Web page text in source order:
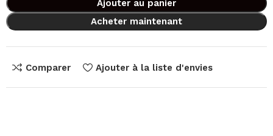
Ajouter au panier
Acheter maintenant
Comparer Ajouter à la liste d'envies